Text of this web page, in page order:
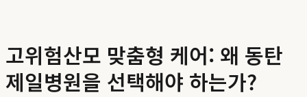
고위험산모 맞춤형 케어: 왜 동탄
제일병원을 선택해야 하는가?